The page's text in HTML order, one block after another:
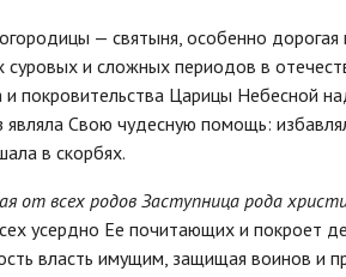
— святыня, особенно
и сложных периодов в
и покровительства Царицы Небесной
Свою чудесную помощь:
в скорбях.
от всех родов Заступница рода
усердно Ее почитающих и покроет
власть имущим, защищая воинов и